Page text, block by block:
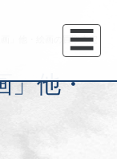
☰
」他・絵画の買取査定
」他・